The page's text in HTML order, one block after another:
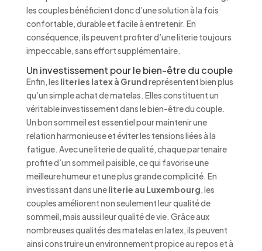
les couples bénéficient donc d’une solution à la fois
confortable, durable et facile à entretenir. En
conséquence, ils peuvent profiter d’une literie toujours
impeccable, sans effort supplémentaire.
Un investissement pour le bien-être du couple
Enfin, les literies latex à Grundreprésentent bien plus
qu’un simple achat de matelas. Elles constituent un
véritable investissement dans le bien-être du couple.
Un bon sommeil est essentiel pour maintenir une
relation harmonieuse et éviter les tensions liées à la
fatigue. Avec une literie de qualité, chaque partenaire
profite d’un sommeil paisible, ce qui favorise une
meilleure humeur et une plus grande complicité. En
investissant dans uneliterie au Luxembourg, les
couples améliorent non seulement leur qualité de
sommeil, mais aussi leur qualité de vie. Grâce aux
nombreuses qualités des matelas en latex, ils peuvent
ainsi construire un environnement propice au repos et à